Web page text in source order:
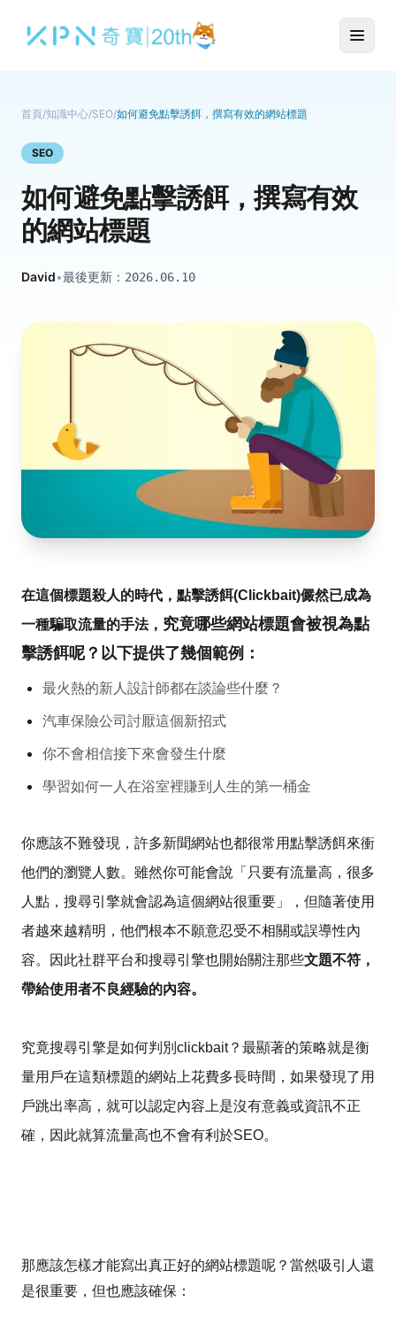
首頁/知識中心/SEO/如何避免點擊誘餌，撰寫有效的網站標題
SEO
如何避免點擊誘餌，撰寫有效
的網站標題
David•最後更新： 2026.06.10
在這個標題殺人的時代，點擊誘餌(Clickbait)儼然已成為
一種騙取流量的手法， 究竟哪些網站標題會被視為點
擊誘餌呢？以下提供了幾個範例：
最火熱的新人設計師都在談論些什麼？
汽車保險公司討厭這個新招式
你不會相信接下來會發生什麼
學習如何一人在浴室裡賺到人生的第一桶金
你應該不難發現，許多新聞網站也都很常用點擊誘餌來衝
他們的瀏覽人數。 雖然你可能會說「只要有流量高，很多
人點，搜尋引擎就會認為這個網站很重要」，但隨著使用
者越來越精明，他們根本不願意忍受不相關或誤導性內
容。因此社群平台和搜尋引擎也開始關注那些文題不符，
帶給使用者不良經驗的內容。
究竟搜尋引擎是如何判別clickbait？最顯著的策略就是衡
量用戶在這類標題的網站上花費多長時間，如果發現了用
戶跳出率高，就可以認定內容上是沒有意義或資訊不正
確，因此就算流量高也不會有利於SEO。
​那應該怎樣才能寫出真正好的網站標題呢？當然吸引人還
是很重要，但也應該確保：